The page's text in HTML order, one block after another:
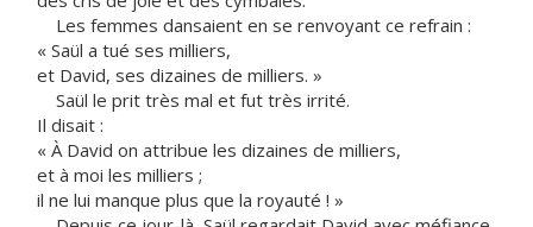
Les femmes dansaient en se renvoyant ce refrain :
« Saül a tué ses milliers,
et David, ses dizaines de milliers. »
Saül le prit très mal et fut très irrité.
Il disait :
« À David on attribue les dizaines de milliers,
et à moi les milliers ;
il ne lui manque plus que la royauté ! »